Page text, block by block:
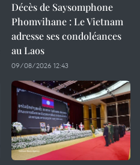
Décès de Saysomphone
Phomvihane : Le Vietnam
adresse ses condoléances
au Laos
09/08/2026 12:43